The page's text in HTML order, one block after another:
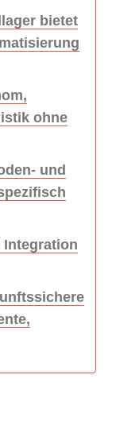
bietet
ohne
und
Integration